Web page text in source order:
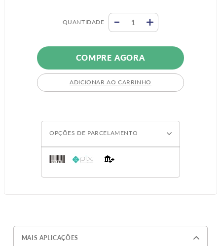
QUANTIDADE
COMPRE AGORA
ADICIONAR AO CARRINHO
OPÇÕES DE PARCELAMENTO
MAIS APLICAÇÕES